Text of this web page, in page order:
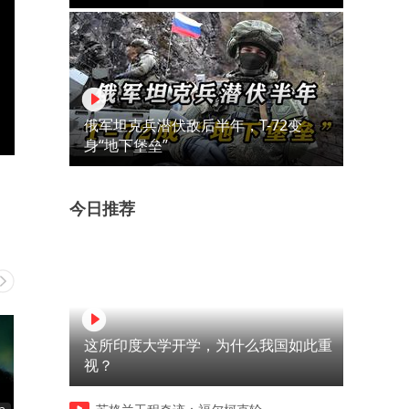
俄军坦克兵潜伏敌后半年，T-72变
身“地下堡垒”
今日推荐
这所印度大学开学，为什么我国如此重
视？